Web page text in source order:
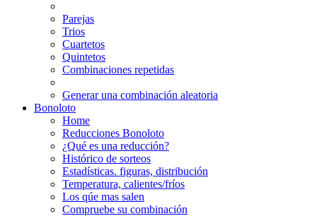
Parejas
Trios
Cuartetos
Quintetos
Combinaciones repetidas
Generar una combinación aleatoria
Bonoloto
Home
Reducciones Bonoloto
¿Qué es una reducción?
Histórico de sorteos
Estadísticas. figuras, distribución
Temperatura, calientes/fríos
Los qúe mas salen
Compruebe su combinación